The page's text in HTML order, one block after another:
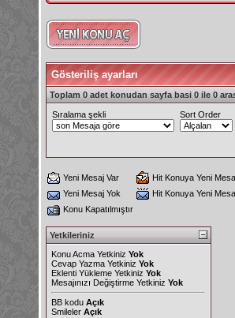
Gösteriliş ayarları
Toplam 0 adet konudan sayfa basi 0 ile 0
Sıralama şekli Sort Order
Yeni Mesaj Var
Hit Konuya Yeni
Yeni Mesaj Yok
Hit Konuya Yeni
Konu Kapatılmıştır
Yetkileriniz
Konu Acma Yetkiniz Yok
Cevap Yazma Yetkiniz Yok
Eklenti Yükleme Yetkiniz Yok
Mesajınızı Değiştirme Yetkiniz Yok
BB kodu Açık
Smileler Açık